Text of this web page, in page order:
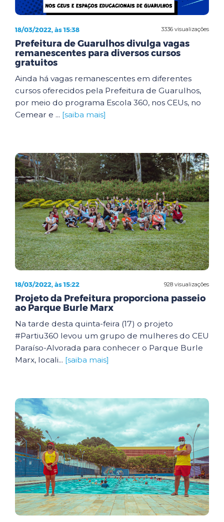
3336 visualizações
18/03/2022, às 15:38
Prefeitura de Guarulhos divulga vagas
remanescentes para diversos cursos
gratuitos
Ainda há vagas remanescentes em diferentes
cursos oferecidos pela Prefeitura de Guarulhos,
por meio do programa Escola 360, nos CEUs, no
Cemear e ... [saiba mais]
928 visualizações
18/03/2022, às 15:22
Projeto da Prefeitura proporciona passeio
ao Parque Burle Marx
Na tarde desta quinta-feira (17) o projeto
#Partiu360 levou um grupo de mulheres do CEU
Paraíso-Alvorada para conhecer o Parque Burle
Marx, locali... [saiba mais]